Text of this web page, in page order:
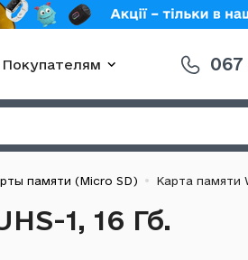
Покупателям 067
памяти (Micro SD) Карта памяти
1, 16 Гб.